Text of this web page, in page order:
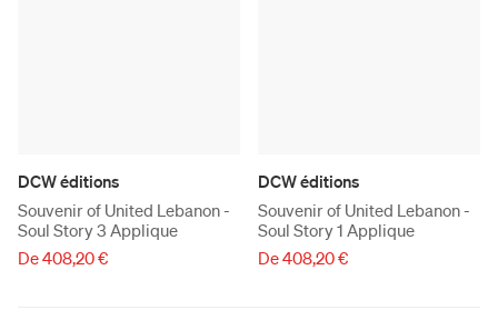
DCW éditions
Souvenir of United Lebanon -
Soul Story 3 Applique
De 408,20 €
DCW éditions
Souvenir of United Lebanon -
Soul Story 1 Applique
De 408,20 €